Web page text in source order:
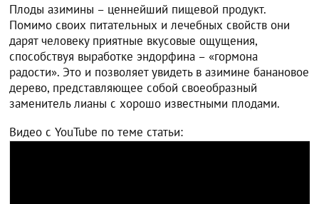
Плоды азимины – ценнейший пищевой продукт.
Помимо своих питательных и лечебных свойств они
дарят человеку приятные вкусовые ощущения,
способствуя выработке эндорфина – «гормона
радости». Это и позволяет увидеть в азимине банановое
дерево, представляющее собой своеобразный
заменитель лианы с хорошо известными плодами.
Видео с YouTube по теме статьи: